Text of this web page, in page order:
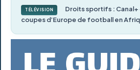
TÉLÉVISION
Droits sportifs :
coupes d’Europe de football en